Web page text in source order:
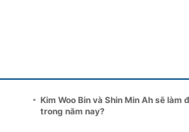
Kim Woo Bin và Shin Min Ah sẽ làm
trong năm nay?